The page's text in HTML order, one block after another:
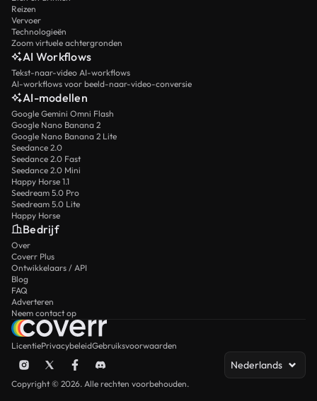
Reizen
Vervoer
Technologieën
Zoom virtuele achtergronden
AI Workflows
Tekst-naar-video AI-workflows
AI-workflows voor beeld-naar-video-conversie
AI-modellen
Google Gemini Omni Flash
Google Nano Banana 2
Google Nano Banana 2 Lite
Seedance 2.0
Seedance 2.0 Fast
Seedance 2.0 Mini
Happy Horse 1.1
Seedream 5.0 Pro
Seedream 5.0 Lite
Happy Horse
Bedrijf
Over
Coverr Plus
Ontwikkelaars / API
Blog
FAQ
Adverteren
Neem contact op
LicentiePrivacybeleidGebruiksvoorwaarden
Nederlands
Copyright © 2026. Alle rechten voorbehouden.